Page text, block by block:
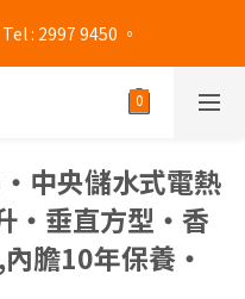
- 21:00 / 星期日及公眾假期
: 2997 9450 。
- 21:00 / 星期日及公眾假期
中央儲水式電熱
‧垂直方型‧香
膽10年保養‧